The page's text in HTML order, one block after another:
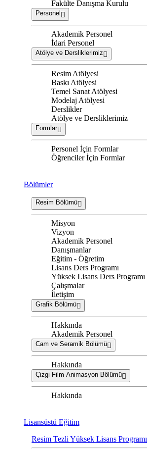
Fakülte Danışma Kurulu
Personel
Akademik Personel
İdari Personel
Atölye ve Dersliklerimiz
Resim Atölyesi
Baskı Atölyesi
Temel Sanat Atölyesi
Modelaj Atölyesi
Derslikler
Atölye ve Dersliklerimiz
Formlar
Personel İçin Formlar
Öğrenciler İçin Formlar
Bölümler
Resim Bölümü
Misyon
Vizyon
Akademik Personel
Danışmanlar
Eğitim - Öğretim
Lisans Ders Programı
Yüksek Lisans Ders Programı
Çalışmalar
İletişim
Grafik Bölümü
Hakkında
Akademik Personel
Cam ve Seramik Bölümü
Hakkında
Çizgi Film Animasyon Bölümü
Hakkında
Lisansüstü Eğitim
Resim Tezli Yüksek Lisans Programı